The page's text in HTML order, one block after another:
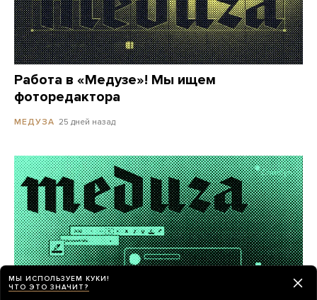
Работа в «Медузе»! Мы ищем
фоторедактора
МЕДУЗА 25 дней назад
МЫ ИСПОЛЬЗУЕМ КУКИ!
ЧТО ЭТО ЗНАЧИТ?